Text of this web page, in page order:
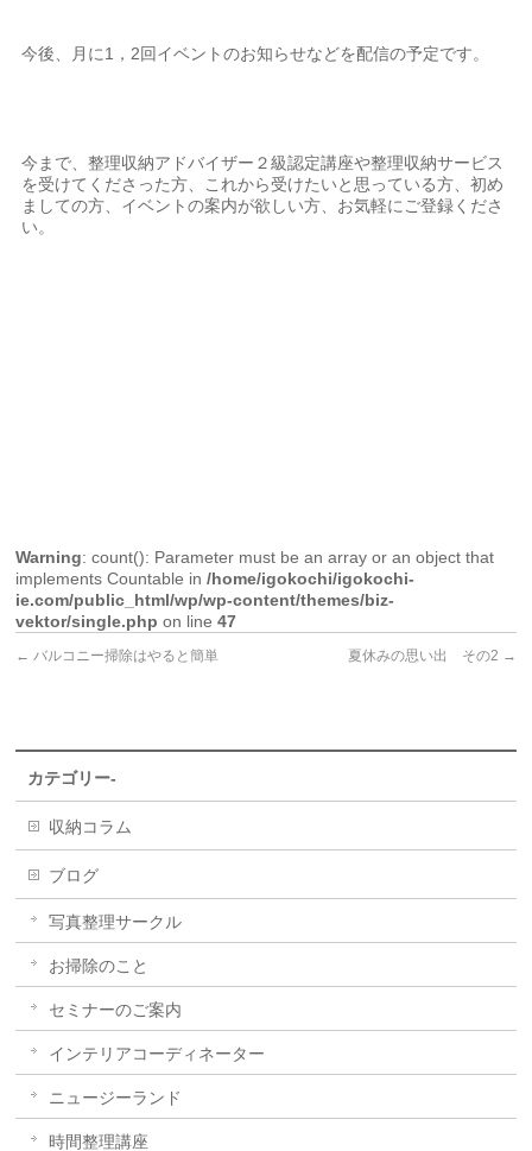
今後、月に1，2回イベントのお知らせなどを配信の予定です。
今まで、整理収納アドバイザー２級認定講座や整理収納サービス
を受けてくださった方、これから受けたいと思っている方、初め
ましての方、イベントの案内が欲しい方、お気軽にご登録くださ
い。
Warning: count(): Parameter must be an array or an object that
implements Countable in/home/igokochi/igokochi-
ie.com/public_html/wp/wp-content/themes/biz-
vektor/single.php on line47
← バルコニー掃除はやると簡単 夏休みの思い出 その2 →
カテゴリー-
収納コラム
ブログ
写真整理サークル
お掃除のこと
セミナーのご案内
インテリアコーディネーター
ニュージーランド
時間整理講座